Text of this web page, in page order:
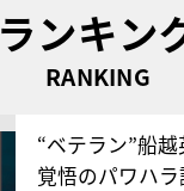
ランキン
RANKING
“ベテラン”船
覚悟のパワハ